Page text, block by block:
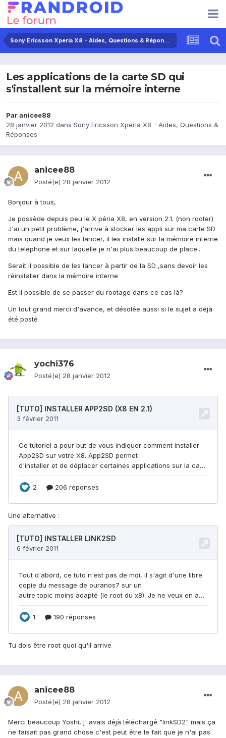
Sony Ericsson Xperia X8 - Aides, Questions & Réponses
Les applications de la carte SD qui
s'installent sur la mémoire interne
Paranicee88
28 janvier 2012 dans Sony Ericsson Xperia X8 - Aides, Questions &
Réponses
anicee88
Posté(e) 28 janvier 2012
Bonjour à tous,
Je possède depuis peu le X péria X8, en version 2.1. (non rooter)
J'ai un petit problème, j'arrive à stocker les appli sur ma carte SD
mais quand je veux les lancer, il les installe sur la mémoire interne
du teléphone et sur laquelle je n'ai plus beaucoup de place..
Serait il possible de les lancer à partir de la SD ,sans devoir les
réinstaller dans la mémoire interne
Est il possible de se passer du rootage dans ce cas là?
Un tout grand merci d'avance, et désolée aussi si le sujet a déjà
été posté
yochi376
Posté(e) 28 janvier 2012
Une alternative :
Tu dois être root quoi qu'il arrive
anicee88
Posté(e) 28 janvier 2012
Merci beaucoup Yoshi, j' avais déjà téléchargé "linkSD2" mais ça
ne faisait pas grand chose c'est peut être le fait que je n'ai pas